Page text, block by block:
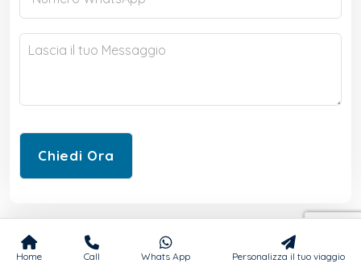
I Nostri Partner nel Successo
Home Call Whats App Personalizza il tuo viaggio